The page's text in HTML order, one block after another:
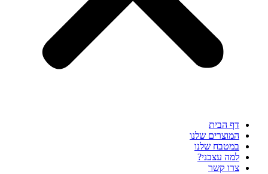
דף הבית
המוצרים שלנו
במטבח שלנו
למה עצבני?
צרו קשר